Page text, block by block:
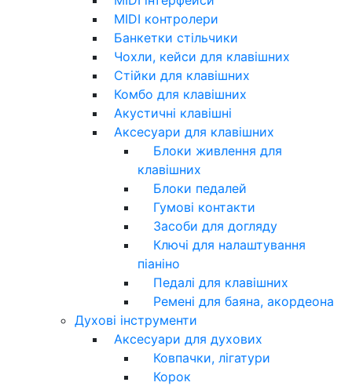
MIDI контролери
Банкетки стільчики
Чохли, кейси для клавішних
Стійки для клавішних
Комбо для клавішних
Акустичні клавішні
Аксесуари для клавішних
Блоки живлення для
клавішних
Блоки педалей
Гумові контакти
Засоби для догляду
Ключі для налаштування
піаніно
Педалі для клавішних
Ремені для баяна, акордеона
Духові інструменти
Аксесуари для духових
Ковпачки, лігатури
Корок